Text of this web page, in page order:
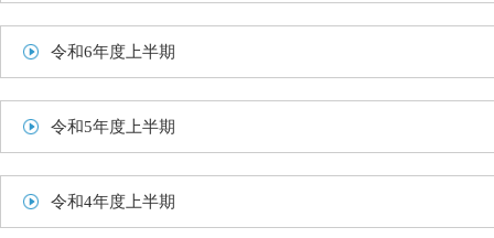
令和6年度上半期
令和5年度上半期
令和4年度上半期